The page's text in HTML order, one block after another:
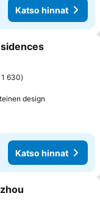
Katso hinnat
1 630
design
Katso hinnat